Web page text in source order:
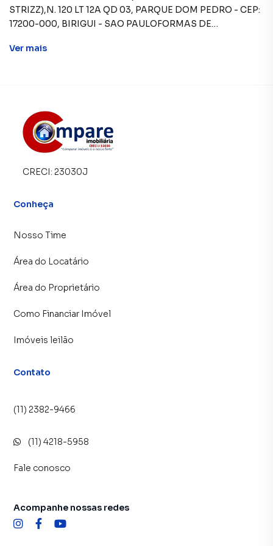
Ver mais
CRECI: 23030J
Conheça
Nosso Time
Área do Locatário
Área do Proprietário
Como Financiar Imóvel
Imóveis leilão
Contato
(11) 2382-9466
(11) 4218-5958
Fale conosco
Acompanhe nossas redes